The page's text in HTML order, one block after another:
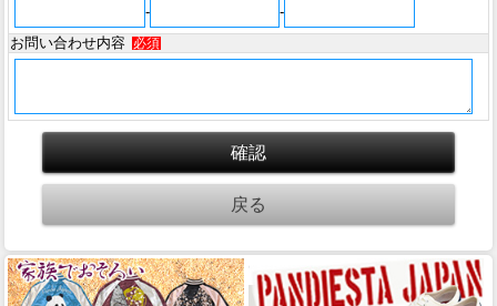
-
-
お問い合わせ内容
必須